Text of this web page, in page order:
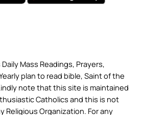
Mass Readings, Prayers,
plan to read bible, Saint of the
note that this site is maintained
Catholics and this is not
Religious Organization. For any